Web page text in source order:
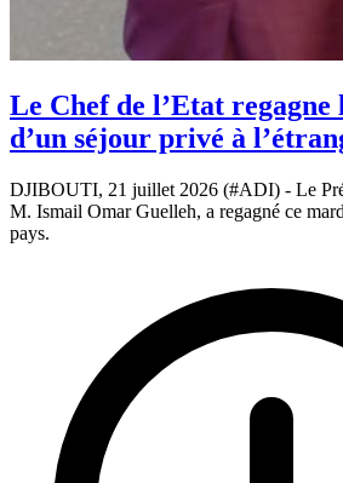
Le Chef de l’Etat regagne
d’un séjour privé à
DJIBOUTI, 21 juillet 2026 (#ADI) - Le
M. Ismail Omar Guelleh, a regagné ce
pays.